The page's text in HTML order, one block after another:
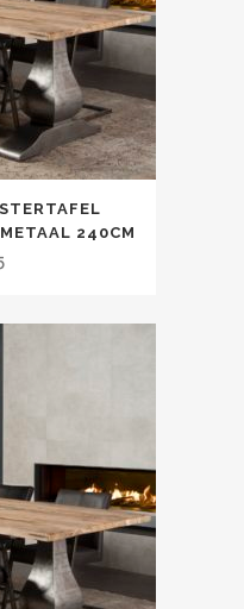
240CM